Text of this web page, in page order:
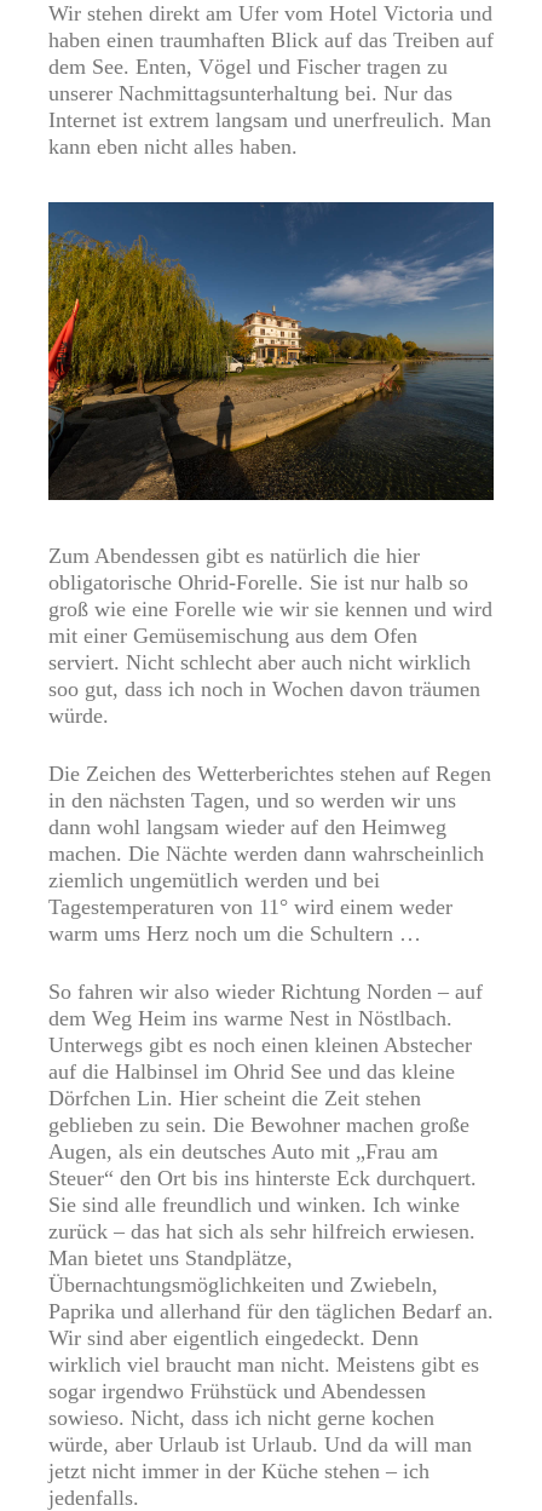
Wir stehen direkt am Ufer vom Hotel Victoria und
haben einen traumhaften Blick auf das Treiben auf
dem See. Enten, Vögel und Fischer tragen zu
unserer Nachmittagsunterhaltung bei. Nur das
Internet ist extrem langsam und unerfreulich. Man
kann eben nicht alles haben.
Zum Abendessen gibt es natürlich die hier
obligatorische Ohrid-Forelle. Sie ist nur halb so
groß wie eine Forelle wie wir sie kennen und wird
mit einer Gemüsemischung aus dem Ofen
serviert. Nicht schlecht aber auch nicht wirklich
soo gut, dass ich noch in Wochen davon träumen
würde.
Die Zeichen des Wetterberichtes stehen auf Regen
in den nächsten Tagen, und so werden wir uns
dann wohl langsam wieder auf den Heimweg
machen. Die Nächte werden dann wahrscheinlich
ziemlich ungemütlich werden und bei
Tagestemperaturen von 11° wird einem weder
warm ums Herz noch um die Schultern …
So fahren wir also wieder Richtung Norden – auf
dem Weg Heim ins warme Nest in Nöstlbach.
Unterwegs gibt es noch einen kleinen Abstecher
auf die Halbinsel im Ohrid See und das kleine
Dörfchen Lin. Hier scheint die Zeit stehen
geblieben zu sein. Die Bewohner machen große
Augen, als ein deutsches Auto mit „Frau am
Steuer“ den Ort bis ins hinterste Eck durchquert.
Sie sind alle freundlich und winken. Ich winke
zurück – das hat sich als sehr hilfreich erwiesen.
Man bietet uns Standplätze,
Übernachtungsmöglichkeiten und Zwiebeln,
Paprika und allerhand für den täglichen Bedarf an.
Wir sind aber eigentlich eingedeckt. Denn
wirklich viel braucht man nicht. Meistens gibt es
sogar irgendwo Frühstück und Abendessen
sowieso. Nicht, dass ich nicht gerne kochen
würde, aber Urlaub ist Urlaub. Und da will man
jetzt nicht immer in der Küche stehen – ich
jedenfalls.